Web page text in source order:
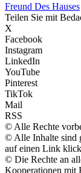
Freund Des Hauses
Teilen Sie mit
X
Facebook
Instagram
LinkedIn
YouTube
Pinterest
TikTok
Mail
RSS
© Alle Rechte
© Alle Inhalte sind
auf einen Link
© Die Rechte an
Kooperationen mit